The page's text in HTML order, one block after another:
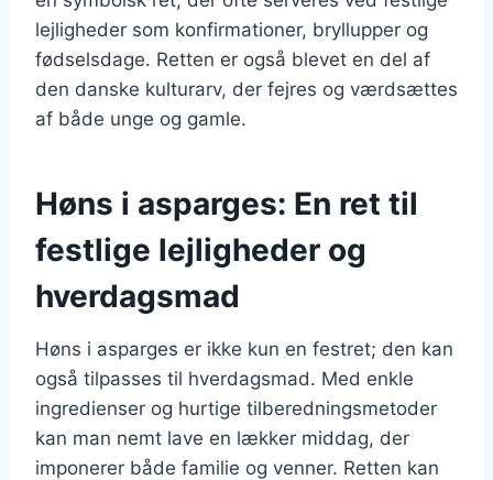
lejligheder som konfirmationer, bryllupper og
fødselsdage. Retten er også blevet en del af
den danske kulturarv, der fejres og værdsættes
af både unge og gamle.
Høns i asparges: En ret til
festlige lejligheder og
hverdagsmad
Høns i asparges er ikke kun en festret; den kan
også tilpasses til hverdagsmad. Med enkle
ingredienser og hurtige tilberedningsmetoder
kan man nemt lave en lækker middag, der
imponerer både familie og venner. Retten kan